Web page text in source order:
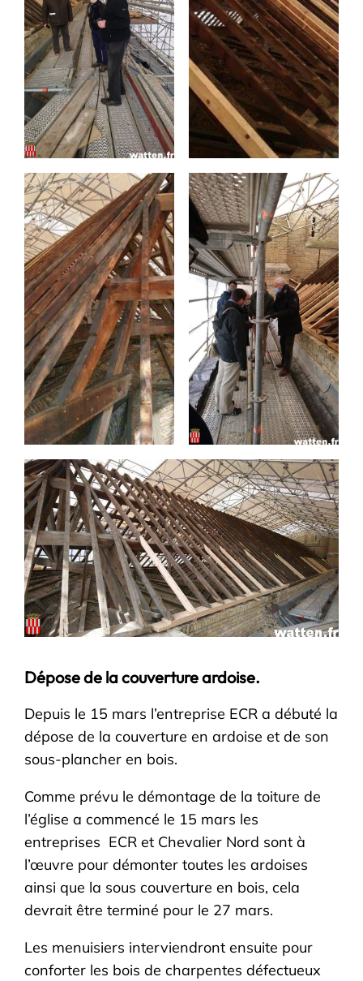
Dépose de la couverture ardoise.
Depuis le 15 mars l’entreprise ECR a débuté la
dépose de la couverture en ardoise et de son
sous-plancher en bois.
Comme prévu le démontage de la toiture de
l’église a commencé le 15 mars les
entreprises ECR et Chevalier Nord sont à
l’œuvre pour démonter toutes les ardoises
ainsi que la sous couverture en bois, cela
devrait être terminé pour le 27 mars.
Les menuisiers interviendront ensuite pour
conforter les bois de charpentes défectueux